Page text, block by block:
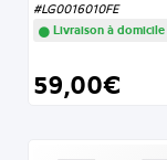
#LG0016010FE
Livraison à domicile
59,00€